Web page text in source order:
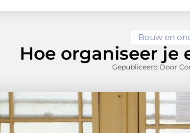
Bouw en
Hoe organiseer je
Gepubliceerd Door